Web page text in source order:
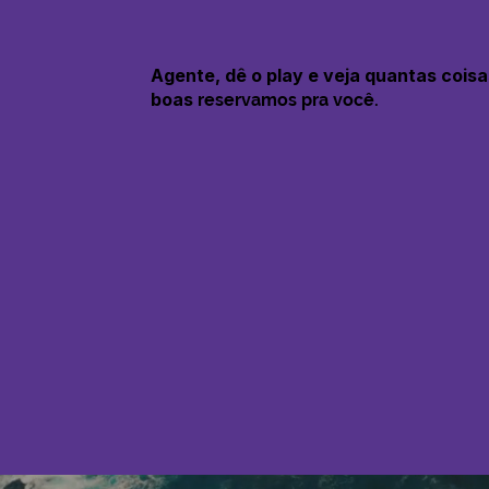
Agente, dê o play e veja quantas
boas reservamos pra você.